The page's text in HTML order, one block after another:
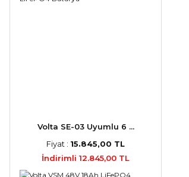
Volta SE-03 Uyumlu 6 ...
Fiyat : 15.845,00 TL
İndirimli 12.845,00 TL